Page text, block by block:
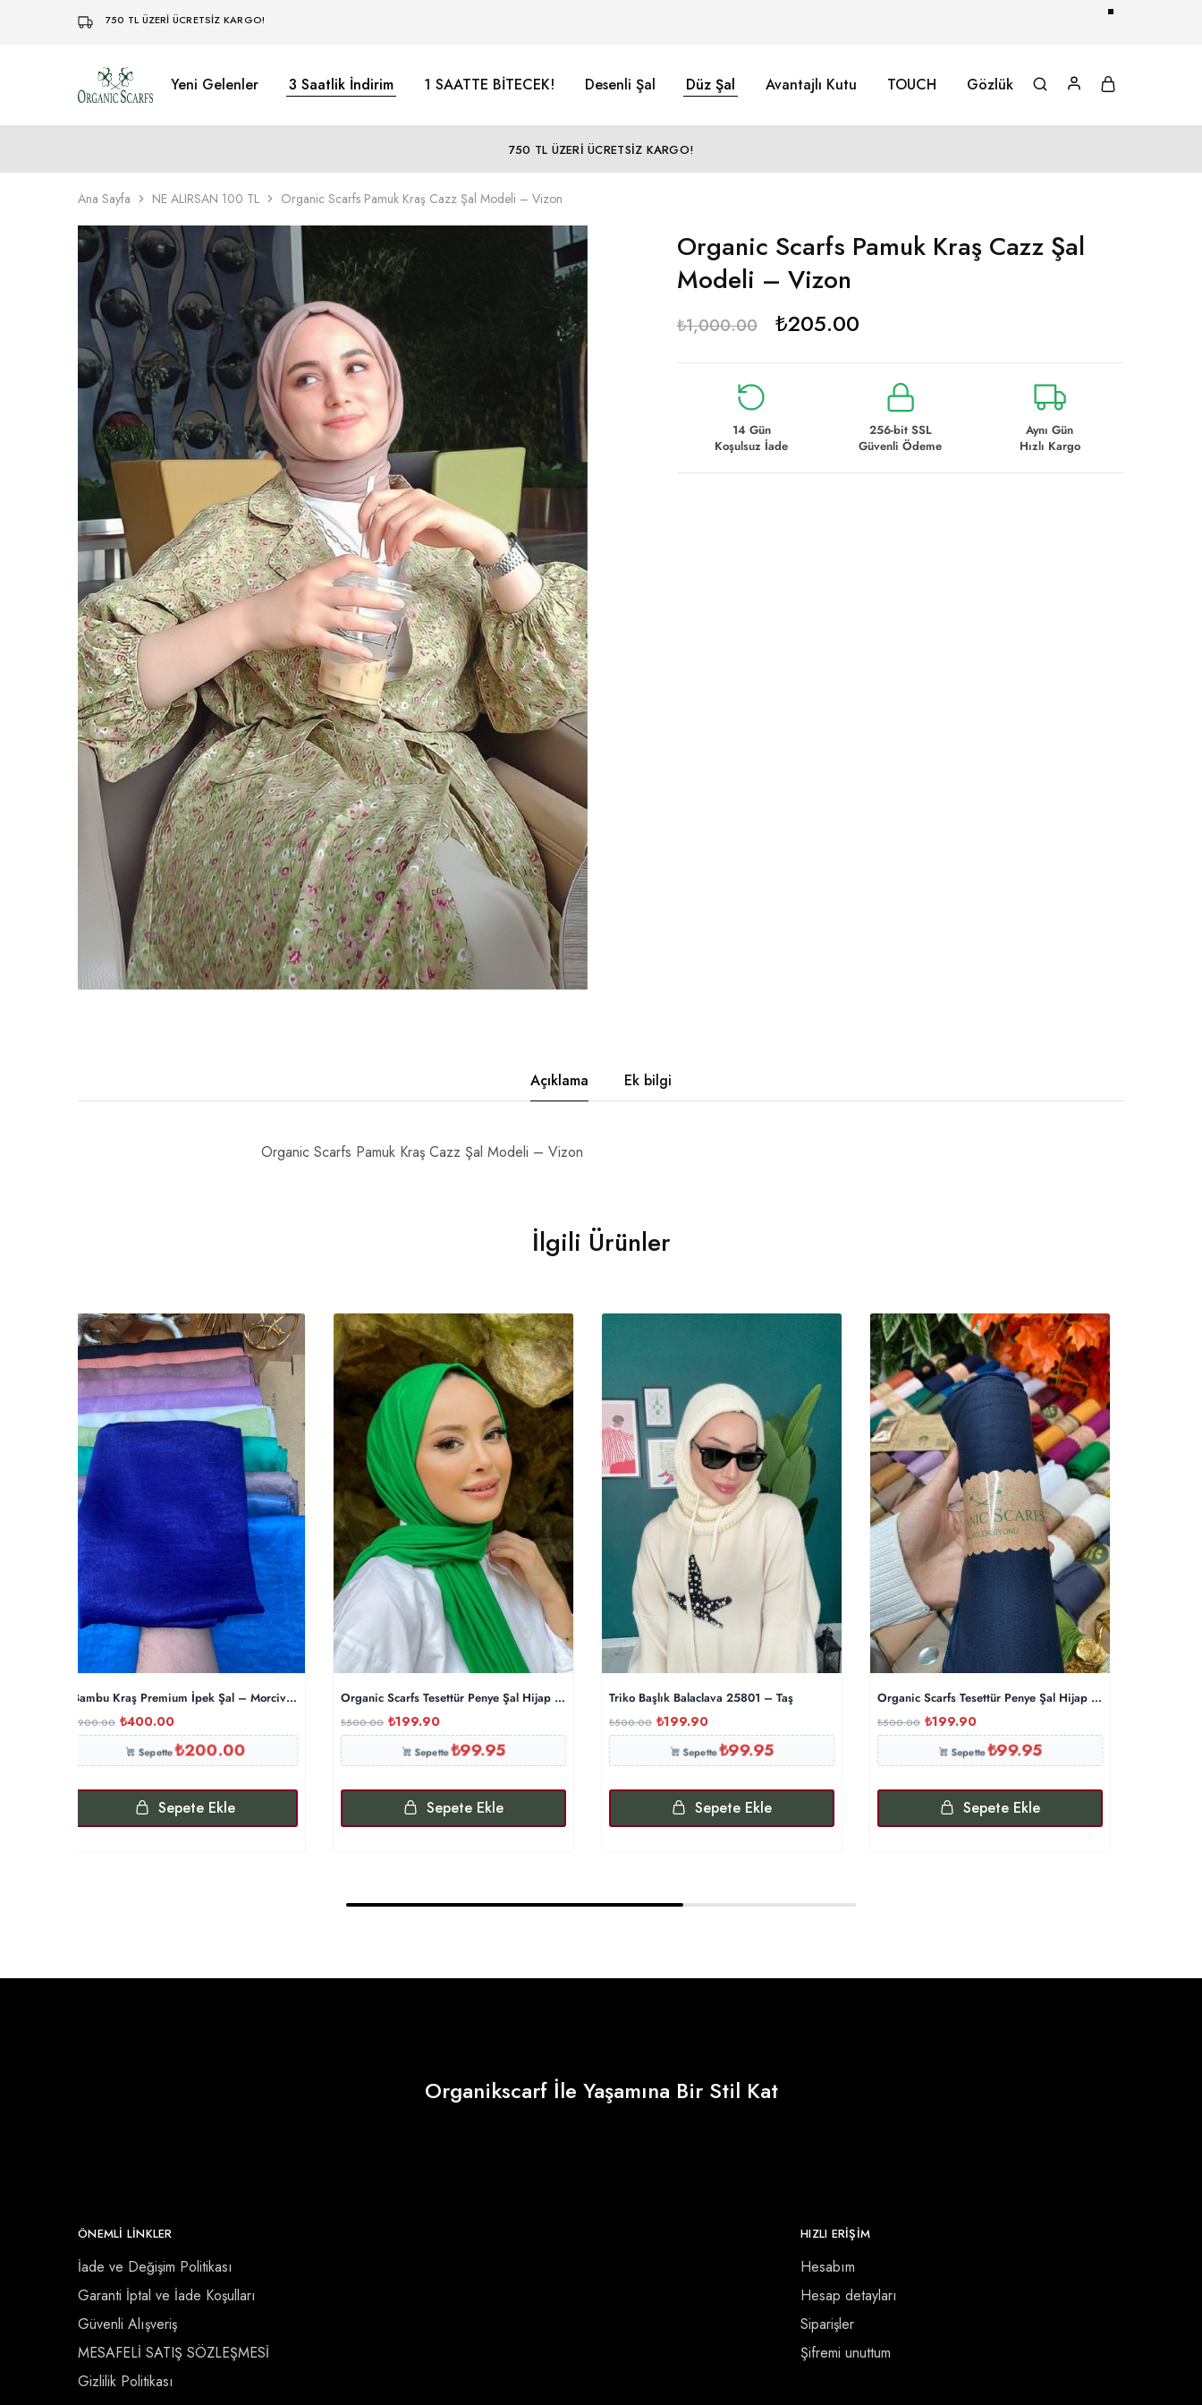
750 TL ÜZERİ ÜCRETSİZ KARGO!
Organikscarf Yeni Gelenler 3 Saatlik İndirim 1 SAATTE BİTECEK! Desenli Şal Düz Şal Avantajlı Kutu TOUCH Gözlük
750 TL ÜZERİ ÜCRETSİZ KARGO!
Ana Sayfa NE ALIRSAN 100 TL Organic Scarfs Pamuk Kraş Cazz Şal Modeli – Vizon
Organic Scarfs Pamuk Kraş Cazz Şal
Modeli – Vizon
₺1,000.00 ₺205.00
14 Gün
Koşulsuz İade
256-bit SSL
Güvenli Ödeme
Aynı Gün
Hızlı Kargo
Açıklama Ek bilgi
Organic Scarfs Pamuk Kraş Cazz Şal Modeli – Vizon
İlgili Ürünler
Bambu Kraş Premium İpek Şal – Morcivert
900.00 ₺400.00
Sepette₺200.00
Sepete Ekle
Organic Scarfs Tesettür Penye Şal Hijap Modeli – Benetton
₺500.00 ₺199.90
Sepette₺99.95
Sepete Ekle
Triko Başlık Balaclava 25801 – Taş
₺500.00 ₺199.90
Sepette₺99.95
Sepete Ekle
Organic Scarfs Tesettür Penye Şal Hijap Modeli – Gece
₺500.00 ₺199.90
Sepette₺99.95
Sepete Ekle
Organikscarf İle Yaşamına Bir Stil Kat
ÖNEMLI LINKLER
İade ve Değişim Politikası
Garanti İptal ve İade Koşulları
Güvenli Alışveriş
MESAFELİ SATIŞ SÖZLEŞMESİ
Gizlilik Politikası
HIZLI ERİŞİM
Hesabım
Hesap detayları
Siparişler
Şifremi unuttum